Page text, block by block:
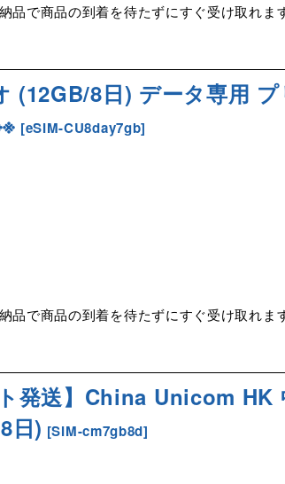
品で商品の到着を待たずにすぐ受け取れ
(12GB/8日) データ専用
[eSIM-CU8day7gb]
品で商品の到着を待たずにすぐ受け取れ
発送】China Unicom HK
日) [SIM-cm7gb8d]